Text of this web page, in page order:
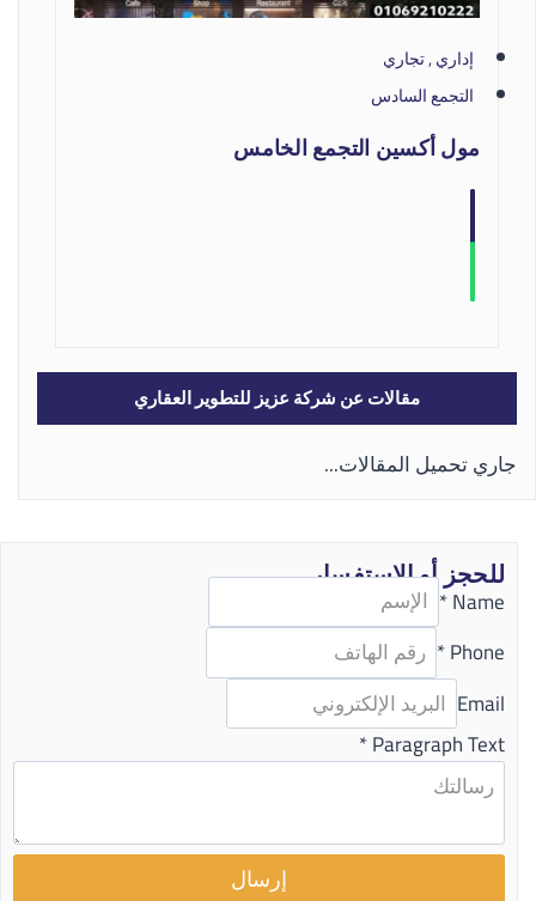
إداري , تجاري
التجمع السادس
مول أكسين التجمع الخامس
مقالات عن شركة عزيز للتطوير العقاري
جاري تحميل المقالات...
للحجز أو الاستفسار
Name
*
Phone
*
Email
Paragraph Text
*
إرسال